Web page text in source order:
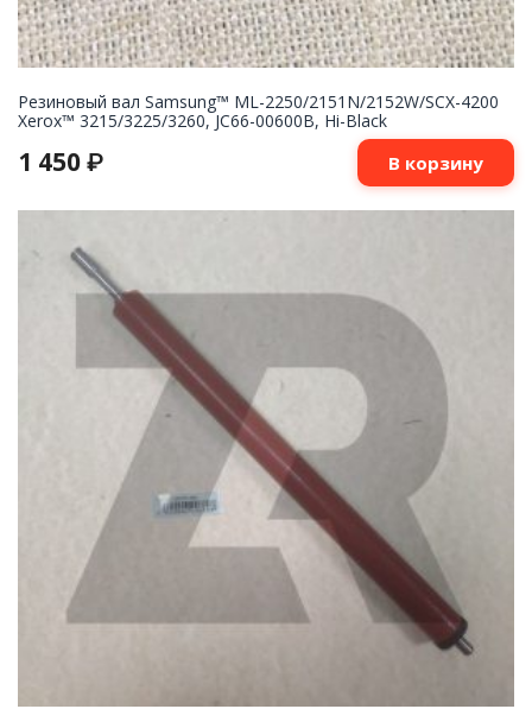
Резиновый вал Samsung™ ML-2250/2151N/2152W/SCX-4200
Xerox™ 3215/3225/3260, JC66-00600B, Hi-Black
1 450 ₽ В корзину